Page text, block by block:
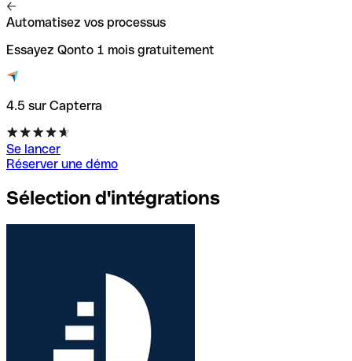
Automatisez vos processus
Essayez Qonto 1 mois gratuitement
4.5 sur Capterra
Se lancer
Réserver une démo
Sélection d'intégrations